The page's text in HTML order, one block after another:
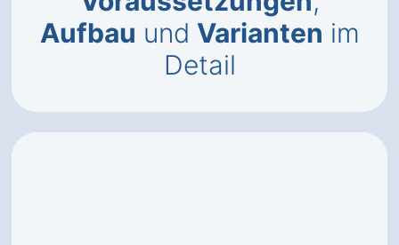
Aufbau und Varianten im
Detail